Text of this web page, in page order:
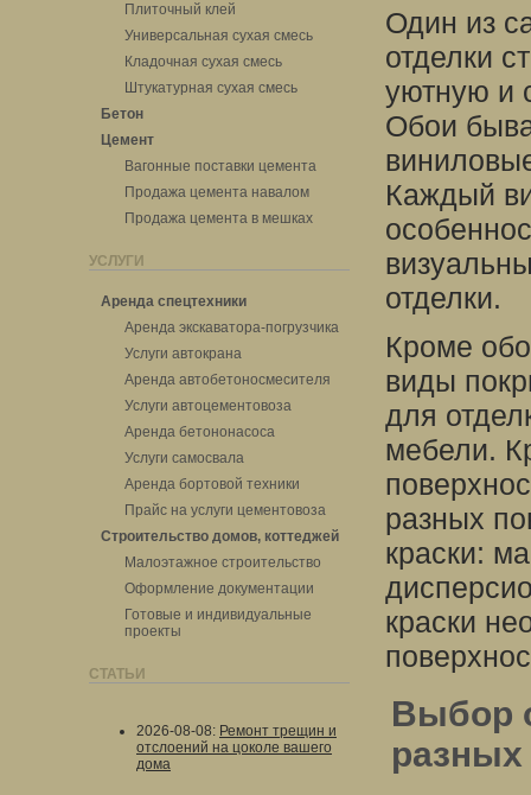
Плиточный клей
Универсальная сухая смесь
Кладочная сухая смесь
Штукатурная сухая смесь
Бетон
Цемент
Вагонные поставки цемента
Продажа цемента навалом
Продажа цемента в мешках
УСЛУГИ
Аренда спецтехники
Аренда экскаватора-погрузчика
Услуги автокрана
Аренда автобетоносмесителя
Услуги автоцементовоза
Аренда бетононасоса
Услуги самосвала
Аренда бортовой техники
Прайс на услуги цементовоза
Строительство домов, коттеджей
Малоэтажное строительство
Оформление документации
Готовые и индивидуальные
проекты
СТАТЬИ
2026-08-08: Ремонт трещин и
отслоений на цоколе вашего
дома
Один из
отделки
уютную и
Обои
Каждый
отделки.
Кроме
виды
для
мебели.
разных
краски:
краски
Выбор